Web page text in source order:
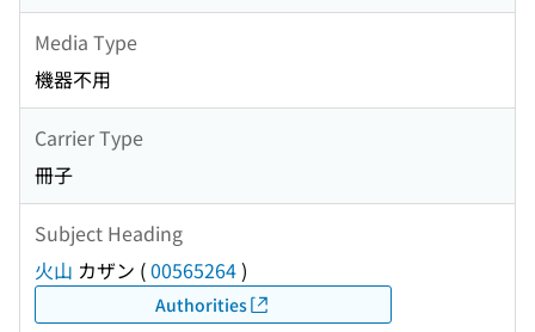
Media Type
機器不用
Carrier Type
冊子
Subject Heading
火山 カザン (00565264)
Authorities